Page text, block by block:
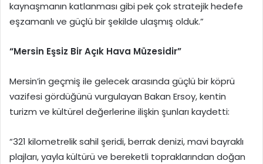
kaynaşmanın katlanması gibi pek çok stratejik hedefe
eşzamanlı ve güçlü bir şekilde ulaşmış olduk.”
“Mersin Eşsiz Bir Açık Hava Müzesidir”
Mersin’in geçmiş ile gelecek arasında güçlü bir köprü
vazifesi gördüğünü vurgulayan Bakan Ersoy, kentin
turizm ve kültürel değerlerine ilişkin şunları kaydetti:
“321 kilometrelik sahil şeridi, berrak denizi, mavi bayraklı
plajları, yayla kültürü ve bereketli topraklarından doğan